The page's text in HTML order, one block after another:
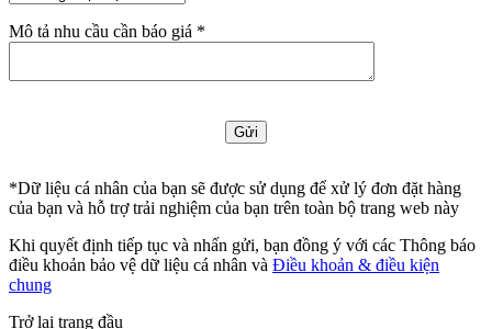
Mô tả nhu cầu cần báo giá *
*Dữ liệu cá nhân của bạn sẽ được sử dụng để xử lý đơn đặt hàng
của bạn và hỗ trợ trải nghiệm của bạn trên toàn bộ trang web này
Khi quyết định tiếp tục và nhấn gửi, bạn đồng ý với các Thông báo
điều khoản bảo vệ dữ liệu cá nhân và Điều khoản & điều kiện
chung
Trở lại trang đầu